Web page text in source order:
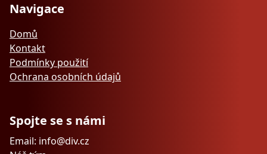
Navigace
Domů
Kontakt
Podmínky použití
Ochrana osobních údajů
Spojte se s námi
Email: info@div.cz